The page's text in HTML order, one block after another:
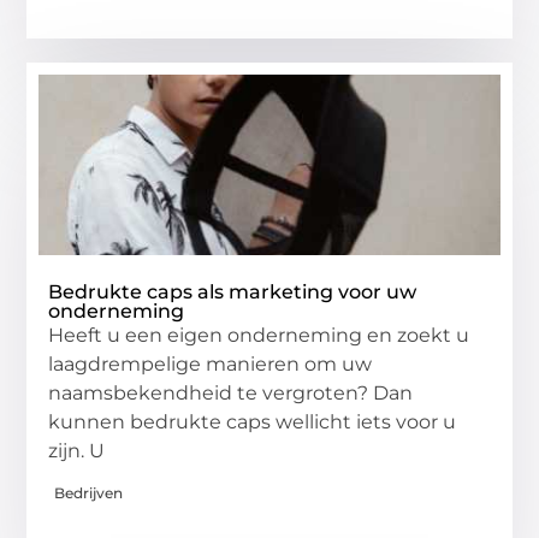
Bedrukte caps als marketing voor uw
onderneming
Heeft u een eigen onderneming en zoekt u
laagdrempelige manieren om uw
naamsbekendheid te vergroten? Dan
kunnen bedrukte caps wellicht iets voor u
zijn. U
Bedrijven